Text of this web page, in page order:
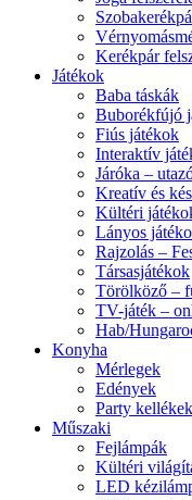
Kerékpár
Játékok
Baba táskák
Buborékfújó
Fiús játékok
Interaktív
Járóka –
Kreatív és
Kültéri
Lányos
Rajzolás –
Társasjátékok
Törölköző –
TV-játék –
Hab/
Konyha
Mérlegek
Edények
Party kellékek
Műszaki
Fejlámpák
Kültéri
LED